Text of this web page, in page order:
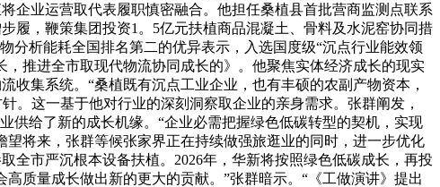
企业运营取代表履职慎密融合。他担任桑植县首批营商监测点联系
履，鞭策集团投资1。5亿元扶植商品混凝土、骨料及水泥窑协同措
分析能耗全国排名第二的优异表示，入选国度级“沉点行业能效领
推进全市取现代物流协同成长的》。他聚焦实体经济成长的现实
集系统。“桑植既有沉点工业企业，也有丰硕的农副产物资本，
。这一基于他对行业的深刻洞察取企业的亲身需求。张群阐发，
供给了新的成长机缘。“企业必需把握绿色低碳转型的契机，实现
将来，张群等候张家界正在持续做强旅逛业的同时，进一步优化
全市严沉根本设备扶植。2026年，华新将按照绿色低碳成长，再投
质量成长做出新的更大的贡献。”张群暗示。“《工做演讲》提出